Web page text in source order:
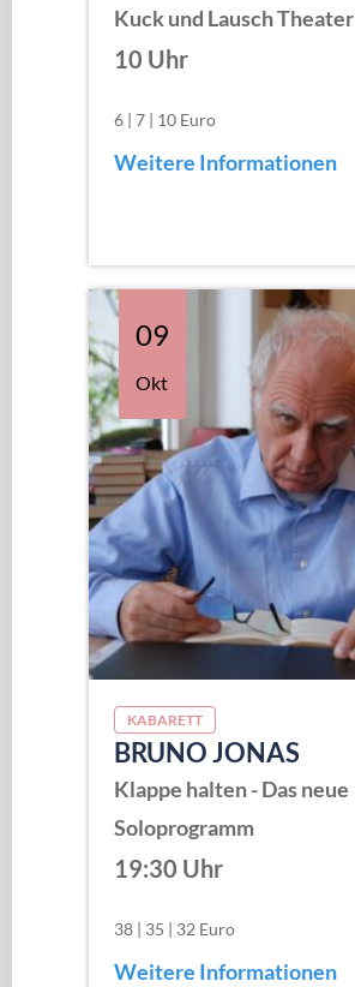
Kuck und Lausch Theater
10 Uhr
6 | 7 | 10 Euro
Weitere Informationen
09
Okt
KABARETT
BRUNO JONAS
Klappe halten - Das neue
Soloprogramm
19:30 Uhr
38 | 35 | 32 Euro
Weitere Informationen